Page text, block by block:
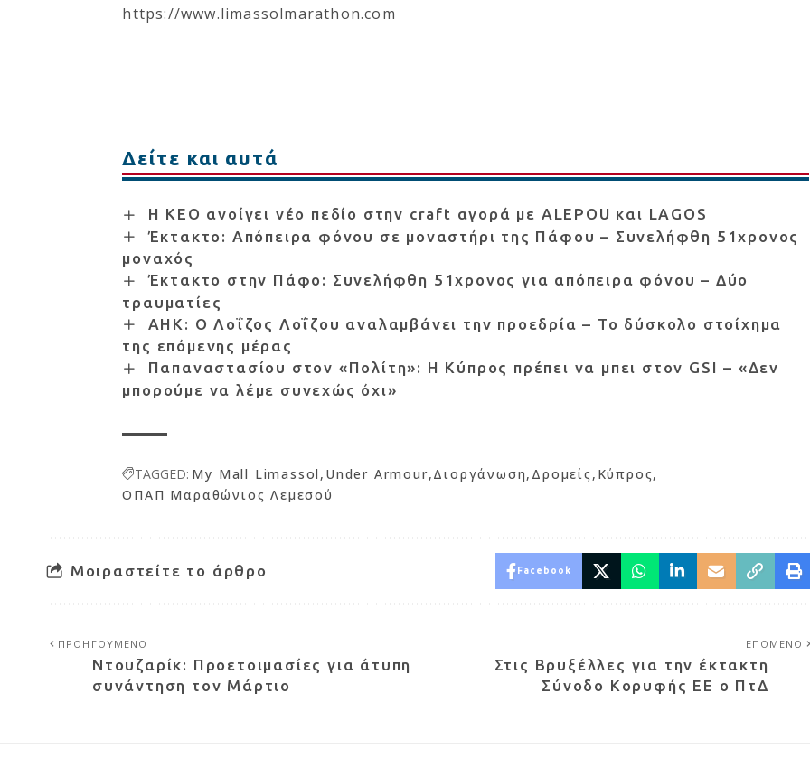
https://www.limassolmarathon.com
Δείτε και αυτά
Η ΚΕΟ ανοίγει νέο πεδίο στην craft αγορά με ALEPOU και LAGOS
Έκτακτο: Απόπειρα φόνου σε μοναστήρι της Πάφου – Συνελήφθη 51χρονος
μοναχός
Έκτακτο στην Πάφο: Συνελήφθη 51χρονος για απόπειρα φόνου – Δύο
τραυματίες
ΑΗΚ: Ο Λοΐζος Λοΐζου αναλαμβάνει την προεδρία – Το δύσκολο στοίχημα
της επόμενης μέρας
Παπαναστασίου στον «Πολίτη»: Η Κύπρος πρέπει να μπει στον GSI – «Δεν
μπορούμε να λέμε συνεχώς όχι»
TAGGED: My Mall Limassol Under Armour Διοργάνωση Δρομείς Κύπρος
ΟΠΑΠ Μαραθώνιος Λεμεσού
Μοιραστείτε το άρθρο Facebook
ΠΡΟΗΓΟΥΜΕΝΟ
Ντουζαρίκ: Προετοιμασίες για άτυπη
συνάντηση τον Μάρτιο
ΕΠΟΜΕΝΟ
Στις Βρυξέλλες για την έκτακτη
Σύνοδο Κορυφής ΕΕ ο ΠτΔ